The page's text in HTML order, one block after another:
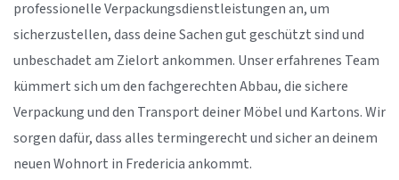
professionelle Verpackungsdienstleistungen an, um
sicherzustellen, dass deine Sachen gut geschützt sind und
unbeschadet am Zielort ankommen. Unser erfahrenes Team
kümmert sich um den fachgerechten Abbau, die sichere
Verpackung und den Transport deiner Möbel und Kartons. Wir
sorgen dafür, dass alles termingerecht und sicher an deinem
neuen Wohnort in Fredericia ankommt.